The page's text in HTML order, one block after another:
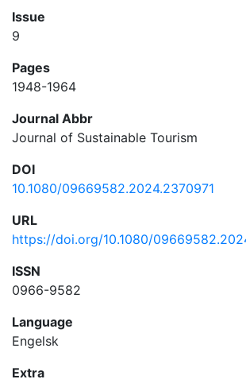
Issue
9
Pages
1948-1964
Journal Abbr
Journal of Sustainable Tourism
DOI
10.1080/09669582.2024.2370971
URL
https://doi.org/10.1080/
ISSN
0966-9582
Language
Engelsk
Extra